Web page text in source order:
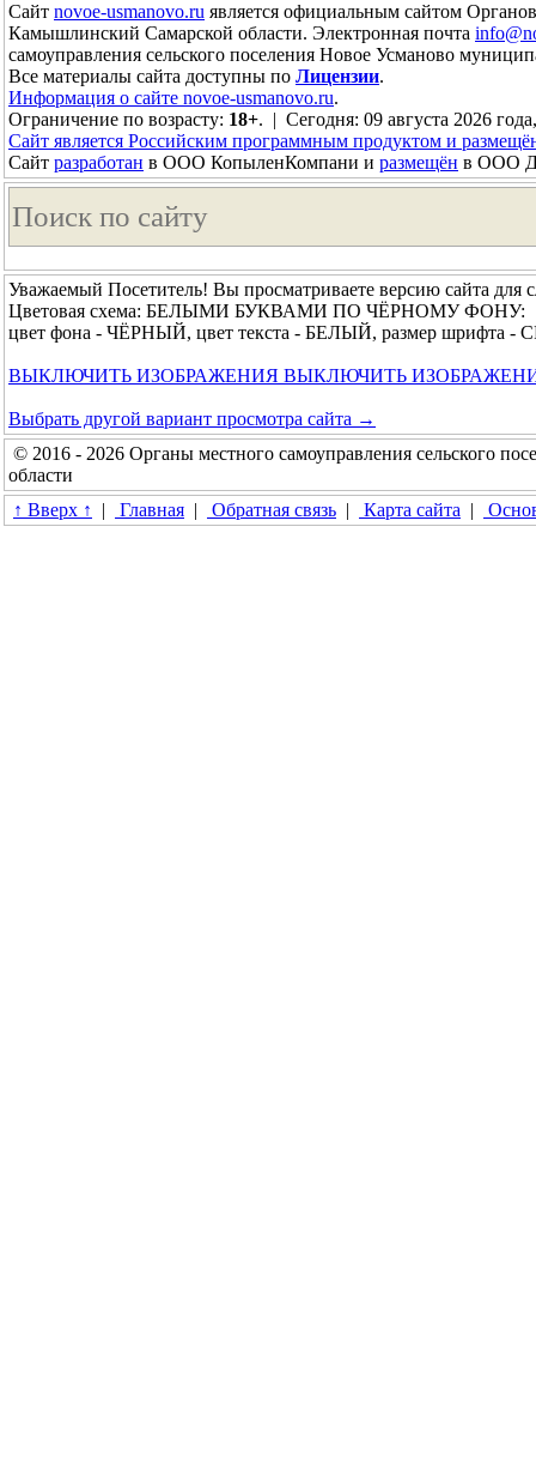
Сайт novoe-usmanovo.ru является официальным сайтом
Камышлинский Самарской области. Электронная почта
самоуправления сельского поселения Новое Усманово
Все материалы сайта доступны по Лицензии.
Информация о сайте novoe-usmanovo.ru.
Ограничение по возрасту: 18+. | Сегодня: 09 августа 2026
Сайт является Российским программным продуктом и
Сайт разработан в ООО КопыленКомпани и размещён в ООО
Уважаемый Посетитель! Вы просматриваете версию сайта для
Цветовая схема: БЕЛЫМИ БУКВАМИ ПО ЧЁРНОМУ ФОНУ:
цвет фона - ЧЁРНЫЙ, цвет текста - БЕЛЫЙ, размер шрифта
ВЫКЛЮЧИТЬ ИЗОБРАЖЕНИЯ ВЫКЛЮЧИТЬ
Выбрать другой вариант просмотра сайта →
© 2016 - 2026 Органы местного самоуправления сельского
области
↑ Вверх ↑
| Главная | Обратная связь | Карта сайта |